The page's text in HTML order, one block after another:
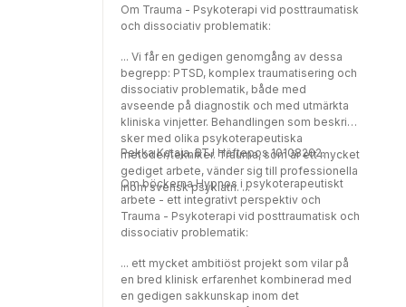
Om Trauma - Psykoterapi vid posttraumatisk
och dissociativ problematik:
... Vi får en gedigen genomgång av dessa
begrepp: PTSD, komplex traumatisering och
dissociativ problematik, både med
avseende på diagnostik och med utmärkta
kliniska vinjetter. Behandlingen som beskrivs
sker med olika psykoterapeutiska
metoder/tekniker. Trauma, som är ett mycket
gediget arbete, vänder sig till professionella
inom svensk psykiatri. ...
Pekka Kataja, BTJ Häftepos 10108202.
Om böckerna Hypnos i psykoterapeutiskt
arbete - ett integrativt perspektiv och
Trauma - Psykoterapi vid posttraumatisk och
dissociativ problematik:
... ett mycket ambitiöst projekt som vilar på
en bred klinisk erfarenhet kombinerad med
en gedigen sakkunskap inom det